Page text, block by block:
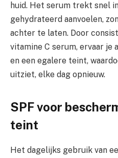
huid. Het serum trekt snel
gehydrateerd aanvoelen,
achter te laten. Door
vitamine C serum, ervaar je
en een egalere teint,
uitziet, elke dag opnieuw.
SPF voor
teint
Het dagelijks gebruik van